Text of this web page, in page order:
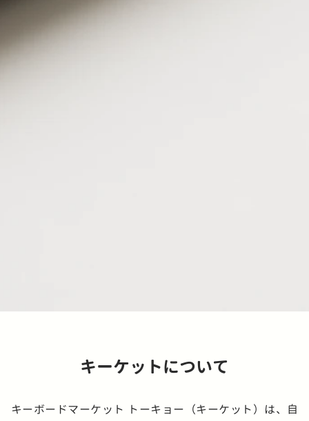
キーケットについて
キーボードマーケット トーキョー（キーケット）は、自